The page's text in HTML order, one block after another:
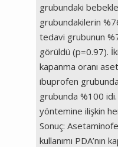
grubundaki
grubundakilerin
tedavi grubunun
görüldü (p=0.97).
kapanma oranı
ibuprofen
grubunda %100
yöntemine ilişkin
Sonuç:
kullanımı PDA’nın